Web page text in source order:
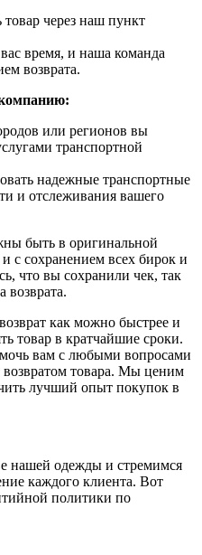
через наш пункт
время, и наша команда
возврата.
или регионов вы
транспортной
надежные транспортные
и отслеживания вашего
быть в оригинальной
с сохранением всех бирок и
что вы сохранили чек, так
возврата.
как можно быстрее и
товар в кратчайшие сроки.
вам с любыми вопросами
товара. Мы ценим
лучший опыт покупок в
нашей одежды и стремимся
каждого клиента. Вот
политики по